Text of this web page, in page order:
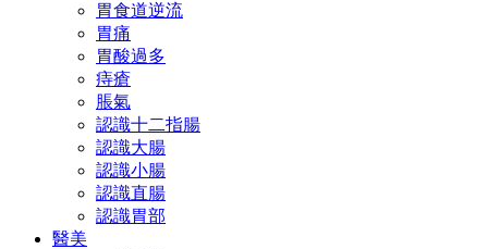
胃食道逆流
胃痛
胃酸過多
痔瘡
脹氣
認識十二指腸
認識大腸
認識小腸
認識直腸
認識胃部
醫美